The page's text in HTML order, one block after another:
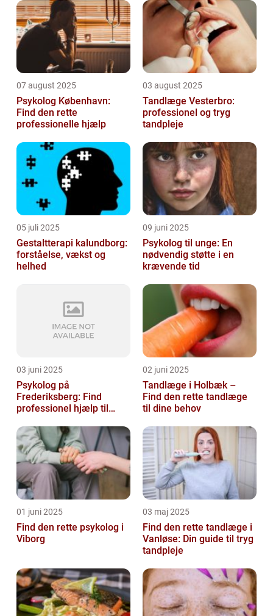
07 august 2025
Psykolog København:
Find den rette
professionelle hjælp
03 august 2025
Tandlæge Vesterbro:
professionel og tryg
tandpleje
05 juli 2025
Gestaltterapi kalundborg:
forståelse, vækst og
helhed
09 juni 2025
Psykolog til unge: En
nødvendig støtte i en
krævende tid
03 juni 2025
Psykolog på
Frederiksberg: Find
professionel hjælp til
02 juni 2025
Tandlæge i Holbæk –
Find den rette tandlæge
til dine behov
01 juni 2025
Find den rette psykolog i
Viborg
03 maj 2025
Find den rette tandlæge i
Vanløse: Din guide til tryg
tandpleje